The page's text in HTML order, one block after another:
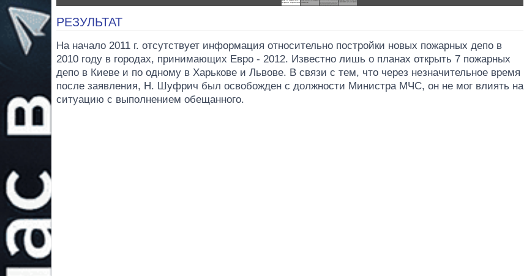
РЕЗУЛЬТАТ
На начало 2011 г. отсутствует информация относительно постройки новых пожарных депо в
2010 году в городах, принимающих Евро - 2012. Известно лишь о планах открыть 7 пожарных
депо в Киеве и по одному в Харькове и Львове. В связи с тем, что через незначительное время
после заявления, Н. Шуфрич был освобожден с должности Министра МЧС, он не мог влиять на
ситуацию с выполнением обещанного.